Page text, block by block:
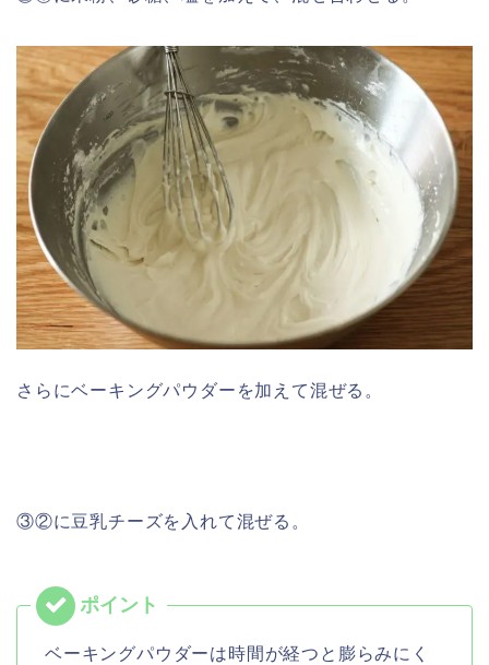
さらにベーキングパウダーを加えて混ぜる。
③②に豆乳チーズを入れて混ぜる。
ベーキングパウダーは時間が経つと膨らみにく